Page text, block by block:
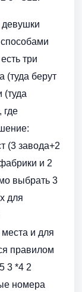
три
(туда берут
(туда
(3 завода+2
и 2
выбрать 3
для
и для
правилом
3 *4 2
номера